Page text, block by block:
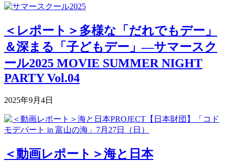
＜レポート＞多様な「だれでもデー」
＆深まる「子どもデー」―サマースク
ール2025 MOVIE SUMMER NIGHT
PARTY Vol.04
2025年9月4日
＜動画レポート＞海と日本